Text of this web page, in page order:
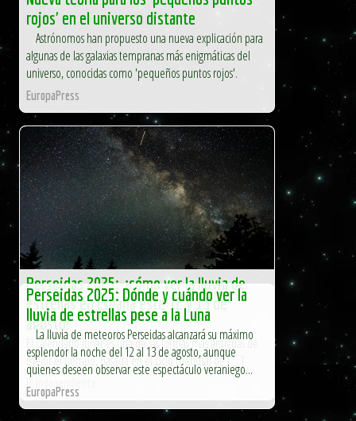
rojos' en el universo distante
Astrónomos han propuesto una nueva explicación para
algunas de las galaxias tempranas más enigmáticas del
universo, conocidas como 'pequeños puntos rojos'.
EuropaPress
Perseidas 2025: ¿cómo ver la lluvia de
estrellas en España este 12 y 13 de
agosto?
El calendario lunar es una de las formas más antiguas de
medir el tiempo, basada en el ciclo mensual de […]
Perseidas 2025: Dónde y cuándo ver la
lluvia de estrellas pese a la Luna
La lluvia de meteoros Perseidas alcanzará su máximo
esplendor la noche del 12 al 13 de agosto, aunque
quienes deseen observar este espectáculo veraniego...
EuropaPress